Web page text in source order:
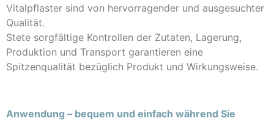
Vitalpflaster sind von hervorragender und ausgesuchter
Qualität.
Stete sorgfältige Kontrollen der Zutaten, Lagerung,
Produktion und Transport garantieren eine
Spitzenqualität bezüglich Produkt und Wirkungsweise.
Anwendung – bequem und einfach während Sie